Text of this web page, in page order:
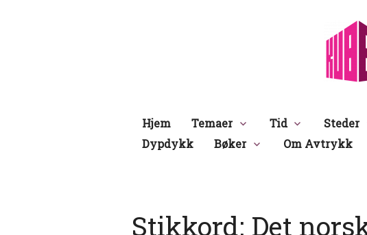
Hjem Temaer Tid Steder
Dypdykk
Bøker Om Avtrykk
Stikkord: Det